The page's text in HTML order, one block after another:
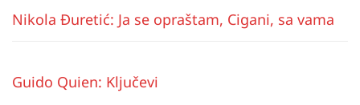
Nikola Đuretić: Ja se opraštam, Cigani, sa vama
Guido Quien: Ključevi